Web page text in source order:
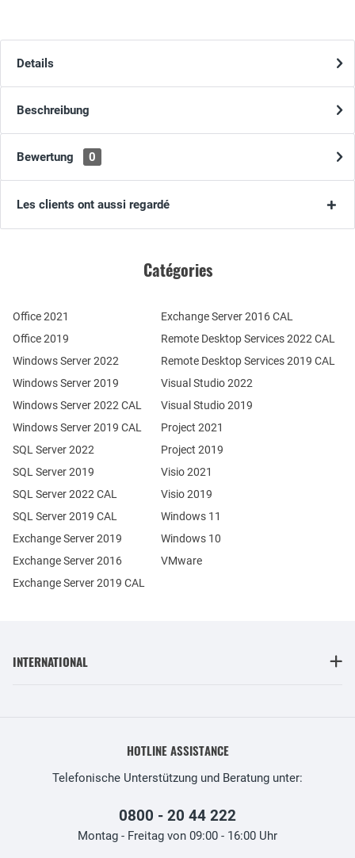
Details
Beschreibung
Bewertung 0
Les clients ont aussi regardé
Catégories
Office 2021
Office 2019
Windows Server 2022
Windows Server 2019
Exchange Server 2019
Exchange Server 2016
SQL Server 2022
SQL Server 2019
Windows Server 2022 CAL
Windows Server 2019 CAL
SQL Server 2022 CAL
SQL Server 2019 CAL
Remote Desktop Services 2022 CAL
Remote Desktop Services 2019 CAL
Exchange Server 2019 CAL
Exchange Server 2016 CAL
Visual Studio 2022
Visual Studio 2019
Project 2021
Project 2019
Visio 2021
Visio 2019
Windows 11
Windows 10
VMware
INTERNATIONAL
HOTLINE ASSISTANCE
Telefonische Unterstützung und Beratung unter:
0800 - 20 44 222
Montag - Freitag von 09:00 - 16:00 Uhr